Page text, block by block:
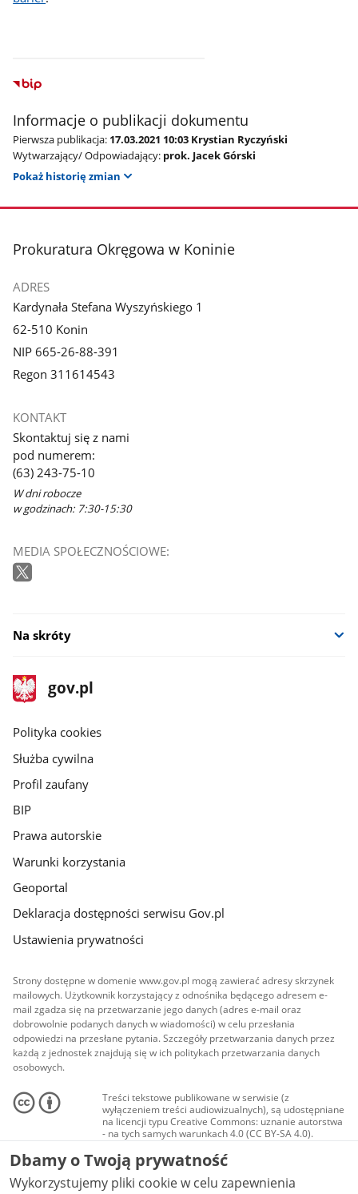
Informacje o publikacji dokumentu
Pierwsza publikacja: 17.03.2021 10:03 Krystian Ryczyński
Wytwarzający/ Odpowiadający: prok. Jacek Górski
Pokaż historię zmian
stopka
Prokuratura Okręgowa w Koninie
ADRES
Kardynała Stefana Wyszyńskiego 1
62-510 Konin
NIP 665-26-88-391
Regon 311614543
KONTAKT
Skontaktuj się z nami
pod numerem:
(63) 243-75-10
W dni robocze
w godzinach: 7:30-15:30
MEDIA SPOŁECZNOŚCIOWE:
Na skróty
stopka
gov.pl
Strona
gov.pl
gov.pl
Polityka cookies
Służba cywilna
Profil zaufany
BIP
Prawa autorskie
Warunki korzystania
Geoportal
Deklaracja dostępności serwisu Gov.pl
Ustawienia prywatności
Strony dostępne w domenie www.gov.pl mogą zawierać adresy skrzynek
mailowych. Użytkownik korzystający z odnośnika będącego adresem e-
mail zgadza się na przetwarzanie jego danych (adres e-mail oraz
dobrowolnie podanych danych w wiadomości) w celu przesłania
odpowiedzi na przesłane pytania. Szczegóły przetwarzania danych przez
każdą z jednostek znajdują się w ich politykach przetwarzania danych
osobowych.
Treści tekstowe publikowane w serwisie (z
wyłączeniem treści audiowizualnych), są udostępniane
na licencji typu Creative Commons: uznanie autorstwa
- na tych samych warunkach 4.0 (CC BY-SA 4.0).
Materiały audiowizualne, w tym zdjęcia, materiały
audio i wideo, są udostępniane na licencji typu
Creative Commons: uznanie autorstwa użycie
niekomercyjne - bez utworów zależnych 4.0 (CC BY-
Dbamy o Twoją prywatność
Wykorzystujemy pliki cookie w celu zapewnienia